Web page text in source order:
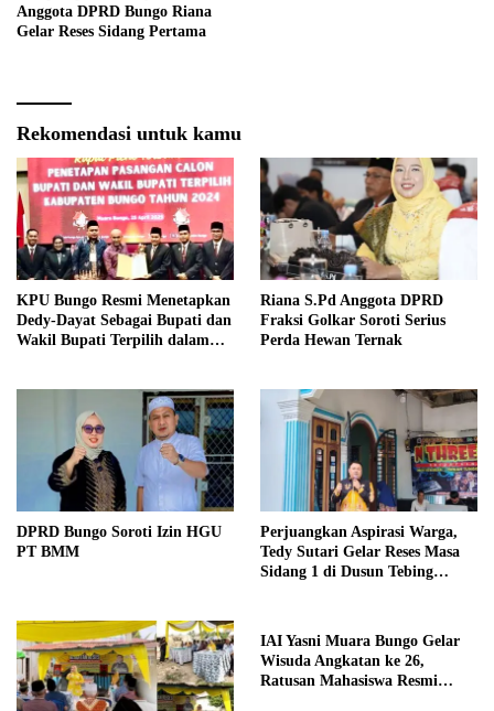
Anggota DPRD Bungo Riana
Gelar Reses Sidang Pertama
Rekomendasi untuk kamu
KPU Bungo Resmi Menetapkan
Dedy-Dayat Sebagai Bupati dan
Wakil Bupati Terpilih dalam
Riana S.Pd Anggota DPRD
Fraksi Golkar Soroti Serius
Perda Hewan Ternak
DPRD Bungo Soroti Izin HGU
PT BMM
Perjuangkan Aspirasi Warga,
Tedy Sutari Gelar Reses Masa
Sidang 1 di Dusun Tebing
IAI Yasni Muara Bungo Gelar
Wisuda Angkatan ke 26,
Ratusan Mahasiswa Resmi